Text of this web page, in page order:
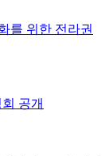
를 위한 전라권
공개